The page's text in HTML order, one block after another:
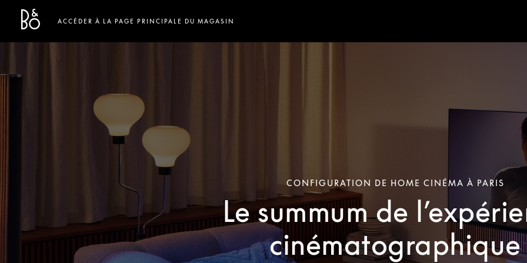
Bang & Olufsen - Exist to Create
Link Opens in New Tab
ACCÉDER À LA PAGE PRINCIPALE DU MAGASIN
CONFIGURATION DE HOME CINÉMA À PARIS
Le summum de
cinématographique